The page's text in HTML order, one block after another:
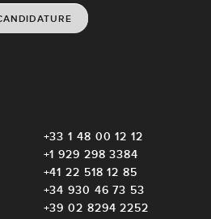
+33 1 48 00 12 12
+1 929 298 3384
+41 22 518 12 85
+34 930 46 73 53
+39 02 8294 2252